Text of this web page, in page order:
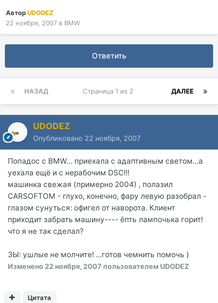
АвторUDODEZ
22 ноября, 2007 в BMW
Ответить
НАЗАД ДАЛЕЕ
Страница 1 из 2
UDODEZ
Опубликовано 22 ноября, 2007
Попадос с BMW... приехала с адаптивным светом...а
уехала ещё и с нерабочим DSC!!!
машинка свежая (примерно 2004) , полазил
CARSOFTOM - глухо, конечно, фару левую разобрал -
глазом сунуться: офигел от наворота. Клиент
приходит забрать машину---- ёпть лампочька горит!
что я не так сделал?
ЗЫ: ушлые не молчите! ...готов чемнить помочь )
Изменено 22 ноября, 2007 пользователем UDODEZ
Цитата